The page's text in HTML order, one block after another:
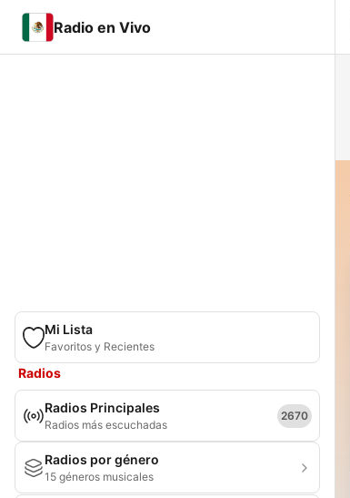
Radio en Vivo
Mi Lista
Favoritos y Recientes
Radios
Radios Principales
Radios más escuchadas
2670
Radios por género
15 géneros musicales